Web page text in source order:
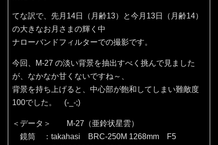
てな訳で、先月14日（月齢13）と今月13日（月齢14）
の大きなお月さまの輝く中
ナローバンドフィルターでの撮影です。
今回、M-27 の淡い背景を抽出すべく挑んで見ました
が、なかなか甘くないですね～、
背景を持ち上げると、中心部が飽和してしまい難敵度
100でした。 (-_-;)
＜データ＞ M-27（亜鈴状星雲）
鏡筒 ：takahasi BRC-250M 1268mm F5